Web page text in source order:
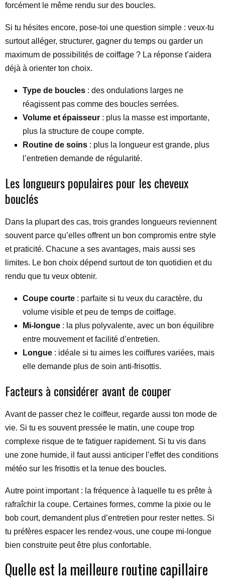
forcément le même rendu sur des boucles.
Si tu hésites encore, pose-toi une question simple : veux-tu
surtout alléger, structurer, gagner du temps ou garder un
maximum de possibilités de coiffage ? La réponse t’aidera
déjà à orienter ton choix.
Type de boucles : des ondulations larges ne
réagissent pas comme des boucles serrées.
Volume et épaisseur : plus la masse est importante,
plus la structure de coupe compte.
Routine de soins : plus la longueur est grande, plus
l’entretien demande de régularité.
Les longueurs populaires pour les cheveux
bouclés
Dans la plupart des cas, trois grandes longueurs reviennent
souvent parce qu’elles offrent un bon compromis entre style
et praticité. Chacune a ses avantages, mais aussi ses
limites. Le bon choix dépend surtout de ton quotidien et du
rendu que tu veux obtenir.
Coupe courte : parfaite si tu veux du caractère, du
volume visible et peu de temps de coiffage.
Mi-longue : la plus polyvalente, avec un bon équilibre
entre mouvement et facilité d’entretien.
Longue : idéale si tu aimes les coiffures variées, mais
elle demande plus de soin anti-frisottis.
Facteurs à considérer avant de couper
Avant de passer chez le coiffeur, regarde aussi ton mode de
vie. Si tu es souvent pressée le matin, une coupe trop
complexe risque de te fatiguer rapidement. Si tu vis dans
une zone humide, il faut aussi anticiper l’effet des conditions
météo sur les frisottis et la tenue des boucles.
Autre point important : la fréquence à laquelle tu es prête à
rafraîchir la coupe. Certaines formes, comme la pixie ou le
bob court, demandent plus d’entretien pour rester nettes. Si
tu préfères espacer les rendez-vous, une coupe mi-longue
bien construite peut être plus confortable.
Quelle est la meilleure routine capillaire